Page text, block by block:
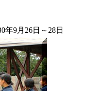
年9月26日～28日